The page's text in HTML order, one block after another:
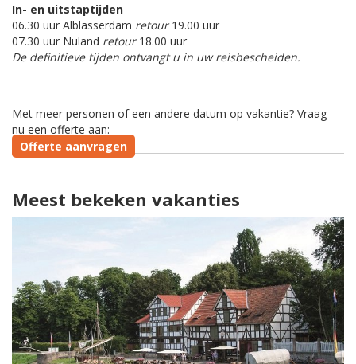
In- en uitstaptijden
06.30 uur Alblasserdam retour19.00 uur
07.30 uur Nuland retour18.00 uur
De definitieve tijden ontvangt u in uw reisbescheiden.
Met meer personen of een andere datum op vakantie? Vraag
nu een offerte aan:
Offerte aanvragen
Meest bekeken vakanties